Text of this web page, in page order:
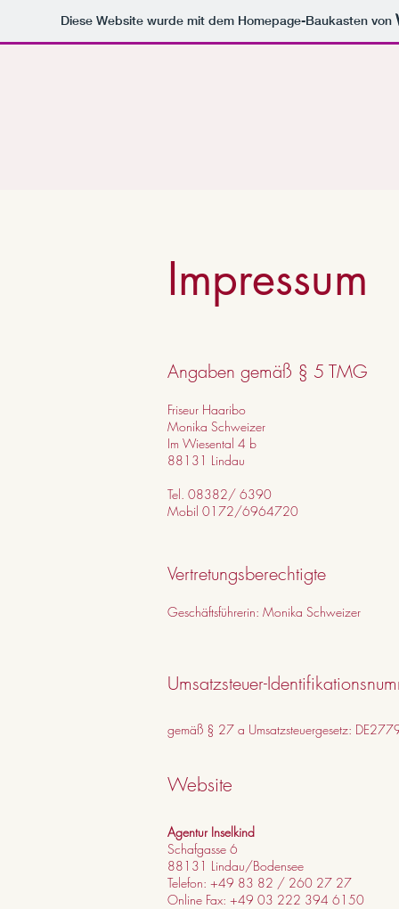
Diese Website wurde mit dem Homepage-Baukasten von
Impressum
Angaben gemäß § 5 TMG
Friseur Haaribo
Monika Schweizer
Im Wiesental 4 b
88131 Lindau
Tel. 08382/ 6390
Mobil 0172/6964720
Vertretungsberechtigte
Geschäftsführerin: Monika Schweizer
Umsatzsteuer-
gemäß § 27 a Umsatzsteuergesetz:
Website
Agentur Inselkind
Schafgasse 6
88131 Lindau/Bodensee
Telefon: +49 83 82 / 260 27 27
Online Fax: +49 03 222 394 6150